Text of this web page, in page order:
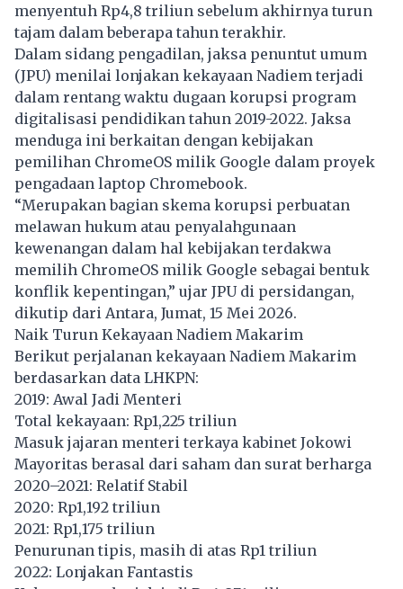
menyentuh Rp4,8 triliun sebelum akhirnya turun
tajam dalam beberapa tahun terakhir.
Dalam sidang pengadilan, jaksa penuntut umum
(JPU) menilai lonjakan kekayaan Nadiem terjadi
dalam rentang waktu dugaan korupsi program
digitalisasi pendidikan tahun 2019-2022. Jaksa
menduga ini berkaitan dengan kebijakan
pemilihan ChromeOS milik Google dalam proyek
pengadaan laptop Chromebook.
“Merupakan bagian skema korupsi perbuatan
melawan hukum atau penyalahgunaan
kewenangan dalam hal kebijakan terdakwa
memilih ChromeOS milik Google sebagai bentuk
konflik kepentingan,” ujar JPU di persidangan,
dikutip dari Antara, Jumat, 15 Mei 2026.
Naik Turun Kekayaan Nadiem Makarim
Berikut perjalanan kekayaan Nadiem Makarim
berdasarkan data LHKPN:
2019: Awal Jadi Menteri
Total kekayaan: Rp1,225 triliun
Masuk jajaran menteri terkaya kabinet Jokowi
Mayoritas berasal dari saham dan surat berharga
2020–2021: Relatif Stabil
2020: Rp1,192 triliun
2021: Rp1,175 triliun
Penurunan tipis, masih di atas Rp1 triliun
2022: Lonjakan Fantastis